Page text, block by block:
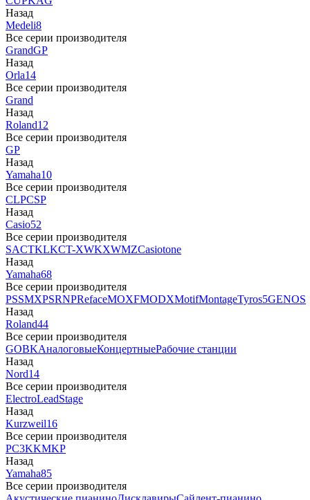
Назад
Medeli8
Все серии производителя
GrandGP
Назад
Orla14
Все серии производителя
Grand
Назад
Roland12
Все серии производителя
GP
Назад
Yamaha10
Все серии производителя
CLPCSP
Назад
Casio52
Все серии производителя
SACTKLKCT-XWKXWMZCasiotone
Назад
Yamaha68
Все серии производителя
PSSMXPSRNPRefaceMOXFMODXMotifMontageTyros5GENOS
Назад
Roland44
Все серии производителя
GOBKАналоговыеКонцертныеРабочие станции
Назад
Nord14
Все серии производителя
ElectroLeadStage
Назад
Kurzweil16
Все серии производителя
PC3KKMKP
Назад
Yamaha85
Все серии производителя